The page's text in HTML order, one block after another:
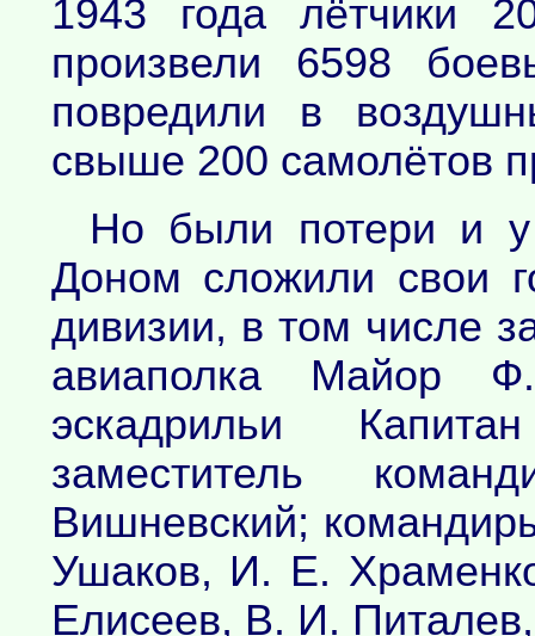
1943 года лётчики
произвели 6598
повредили в
свыше 200 самолётов
Но были потери и
Доном сложили свои
дивизии, в том числе
авиаполка Майор
эскадрильи
заместитель
Вишневский;
Ушаков, И. Е.
Елисеев, В. И.